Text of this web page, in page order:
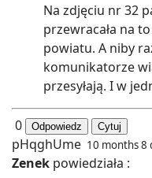
Na zdjęciu nr 32
przewracała na
powiatu. A niby
komunikatorze
przesyłają. I w
0 Odpowiedz Cytuj
pHqghUme 10 months 8
Zenek powiedziała :